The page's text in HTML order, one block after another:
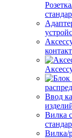
Ввод
Вилка
Вилка/